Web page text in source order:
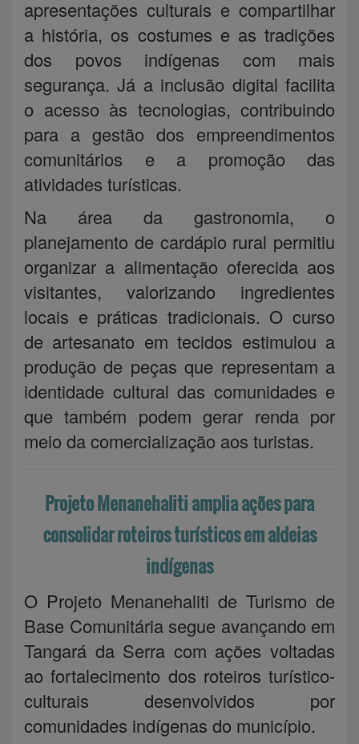
apresentações culturais e compartilhar
a história, os costumes e as tradições
dos povos indígenas com mais
segurança. Já a inclusão digital facilita
o acesso às tecnologias, contribuindo
para a gestão dos empreendimentos
comunitários e a promoção das
atividades turísticas.
Na área da gastronomia, o
planejamento de cardápio rural permitiu
organizar a alimentação oferecida aos
visitantes, valorizando ingredientes
locais e práticas tradicionais. O curso
de artesanato em tecidos estimulou a
produção de peças que representam a
identidade cultural das comunidades e
que também podem gerar renda por
meio da comercialização aos turistas.
Projeto Menanehaliti amplia ações para
consolidar roteiros turísticos em aldeias
indígenas
O Projeto Menanehaliti de Turismo de
Base Comunitária segue avançando em
Tangará da Serra com ações voltadas
ao fortalecimento dos roteiros turístico-
culturais desenvolvidos por
comunidades indígenas do município.